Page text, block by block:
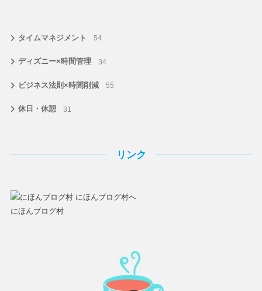
タイムマネジメント 54
ディズニー×時間管理 34
ビジネス法則×時間削減 55
休日・休憩 31
リンク
にほんブログ村